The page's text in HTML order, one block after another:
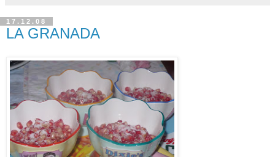
17.12.08
LA GRANADA